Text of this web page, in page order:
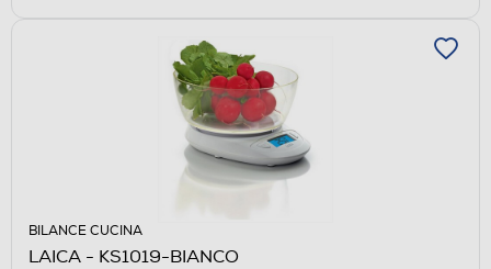
BILANCE CUCINA
LAICA - KS1019-BIANCO